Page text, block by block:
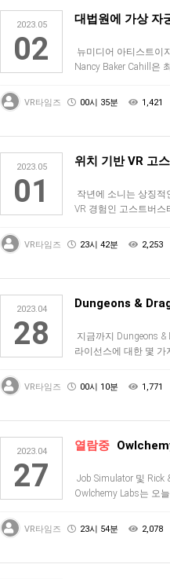
2023.05
02
대법원에 가상 자
뉴미디어 아티스트이
Nancy Baker Cahill은
VR타임즈 00시 35분 1,421
2023.05
01
위치 기반 VR 고
작년에 소니는 상징
VR 경험인 고스트버스
VR타임즈 23시 42분 2,253
2023.04
28
Dungeons &
지금까지 Dungeons
라이선스에 대한 몇
VR타임즈 00시 10분 1,771
2023.04
27
열람중
Job Simulator 및 Rick
Owlchemy Labs는 오
VR타임즈 23시 54분 2,078